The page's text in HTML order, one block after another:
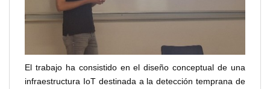
El trabajo ha consistido en el diseño conceptual de una
infraestructura IoT destinada a la detección temprana de